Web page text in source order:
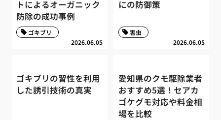
トによるオーガニック
防除の成功事例
2026.06.05
ゴキブリ
にの防御策
2026.06.05
害虫
ゴキブリの習性を利用
した誘引技術の真実
愛知県のクモ駆除業者
おすすめ5選！セアカ
ゴケグモ対応や料金相
場を比較